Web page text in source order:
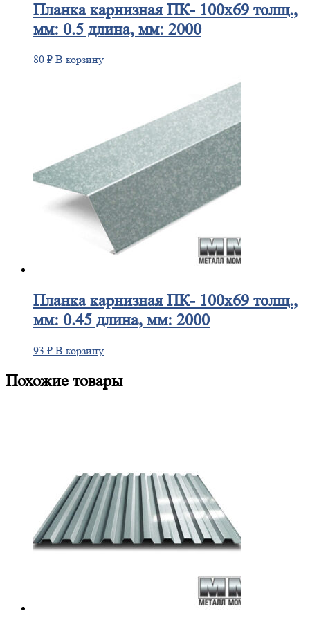
Планкакарнизная ПК- 100х69 толщ.,
мм: 0.5 длина, мм: 2000
80 ₽ В корзину
Планкакарнизная ПК- 100х69 толщ.,
мм: 0.45 длина, мм: 2000
93 ₽ В корзину
Похожие товары